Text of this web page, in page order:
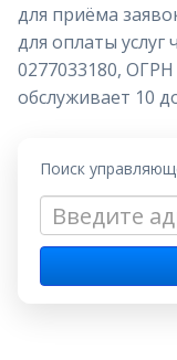
для приёма
для оплаты
0277033180,
обслуживает 10
Поиск